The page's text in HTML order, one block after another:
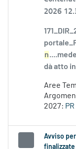
2026
n
dà atto
Aree
2027:
Avviso